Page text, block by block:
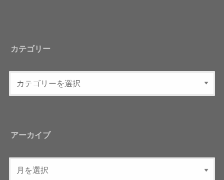
カテゴリー
アーカイブ